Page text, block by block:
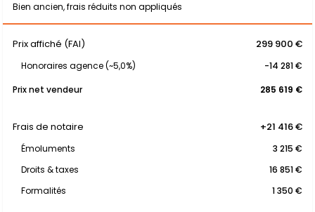
Bien ancien, frais réduits non appliqués
Prix affiché (FAI) 299 900 €
Honoraires agence (~5,0%)
-14 281 €
Prix net vendeur
285 619 €
Frais de notaire +21 416 €
Émoluments
3 215 €
Droits & taxes
16 851 €
Formalités
1 350 €